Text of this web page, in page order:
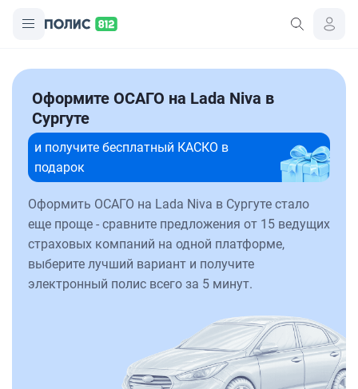
Оформите ОСАГО на Lada Niva в
Сургуте
и получите бесплатный КАСКО в
подарок
Оформить ОСАГО на Lada Niva в Сургуте стало
еще проще - сравните предложения от 15 ведущих
страховых компаний на одной платформе,
выберите лучший вариант и получите
электронный полис всего за 5 минут.